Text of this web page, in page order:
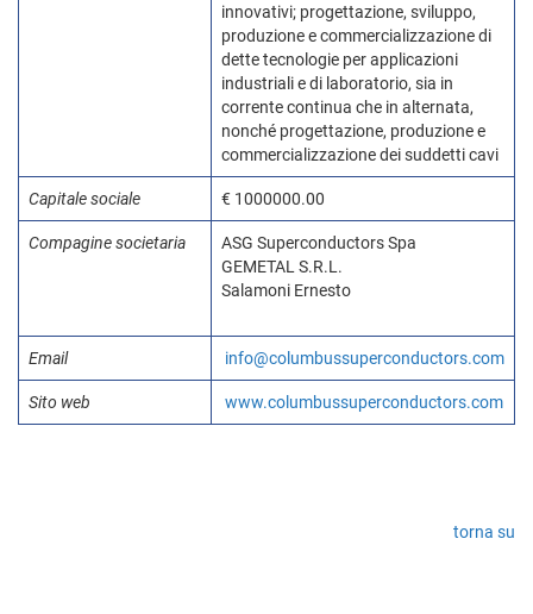
innovativi; progettazione, sviluppo,
produzione e commercializzazione di
dette tecnologie per applicazioni
industriali e di laboratorio, sia in
corrente continua che in alternata,
nonché progettazione, produzione e
commercializzazione dei suddetti cavi
Capitale sociale € 1000000.00
Compagine societaria
ASG Superconductors Spa
GEMETAL S.R.L.
Salamoni Ernesto
Email info@columbussuperconductors.com
Sito web www.columbussuperconductors.com
torna su